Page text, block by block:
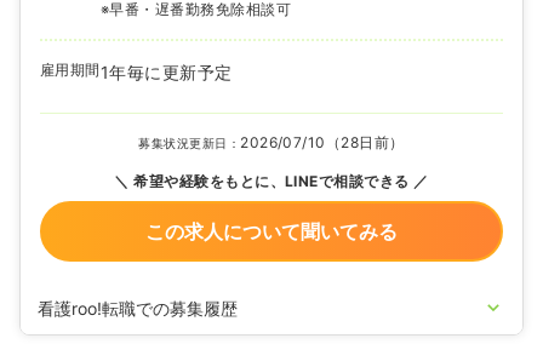
※早番・遅番勤務免除相談可
雇用期間 1年毎に更新予定
募集状況更新日： 2026/07/10（28日前）
希望や経験をもとに、LINEで相談できる
この求人について聞いてみる
看護roo!転職での募集履歴